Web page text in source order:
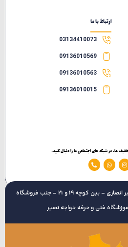
ارتباط با ما
03134410073
09136010569
09136010563
09136010015
ها، در شبکه های اجتماعی ما را دنبال کنید.
🌎ادرس ما: اصفهان- خیابان جابر انصاری – بین کوچه 19 و 21 – جنب فروشگاه
فنی و حرفه خواجه نصیر